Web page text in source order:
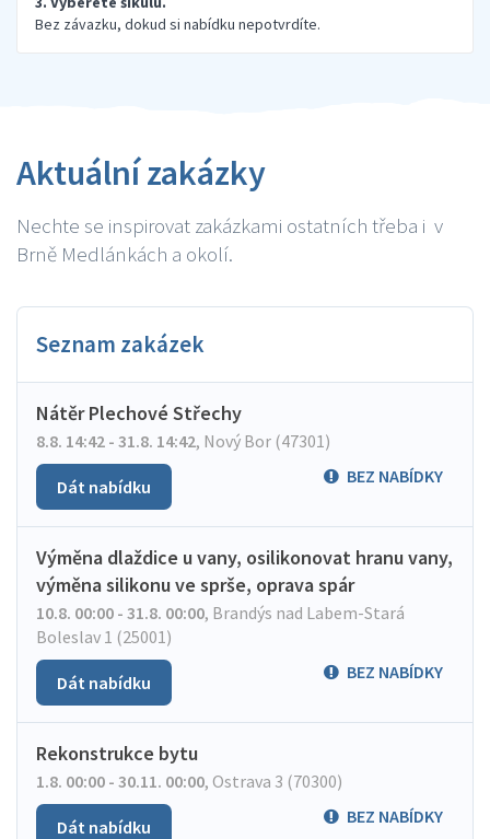
Bez závazku, dokud si nabídku nepotvrdíte.
Aktuální zakázky
Nechte se inspirovat zakázkami ostatních třeba i v
Brně Medlánkách a okolí.
Seznam zakázek
Nátěr Plechové Střechy
8.8. 14:42 - 31.8. 14:42, Nový Bor (47301)
BEZ NABÍDKY
Dát nabídku
Výměna dlaždice u vany, osilikonovat hranu vany,
výměna silikonu ve sprše, oprava spár
10.8. 00:00 - 31.8. 00:00, Brandýs nad Labem-Stará
Boleslav 1 (25001)
BEZ NABÍDKY
Dát nabídku
Rekonstrukce bytu
1.8. 00:00 - 30.11. 00:00, Ostrava 3 (70300)
BEZ NABÍDKY
Dát nabídku